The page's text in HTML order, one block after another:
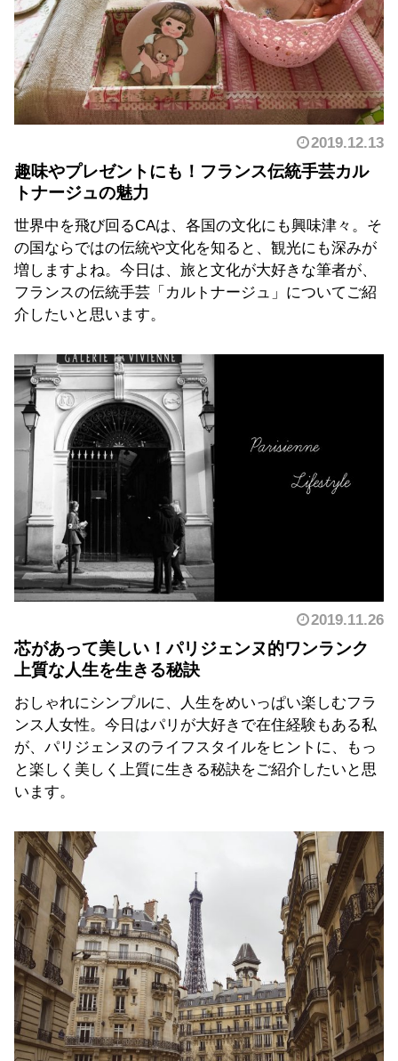
2019.12.13
趣味やプレゼントにも！フランス伝統手芸カル
トナージュの魅力
世界中を飛び回るCAは、各国の文化にも興味津々。そ
の国ならではの伝統や文化を知ると、観光にも深みが
増しますよね。今日は、旅と文化が大好きな筆者が、
フランスの伝統手芸「カルトナージュ」についてご紹
介したいと思います。
2019.11.26
芯があって美しい！パリジェンヌ的ワンランク
上質な人生を生きる秘訣
おしゃれにシンプルに、人生をめいっぱい楽しむフラ
ンス人女性。今日はパリが大好きで在住経験もある私
が、パリジェンヌのライフスタイルをヒントに、もっ
と楽しく美しく上質に生きる秘訣をご紹介したいと思
います。